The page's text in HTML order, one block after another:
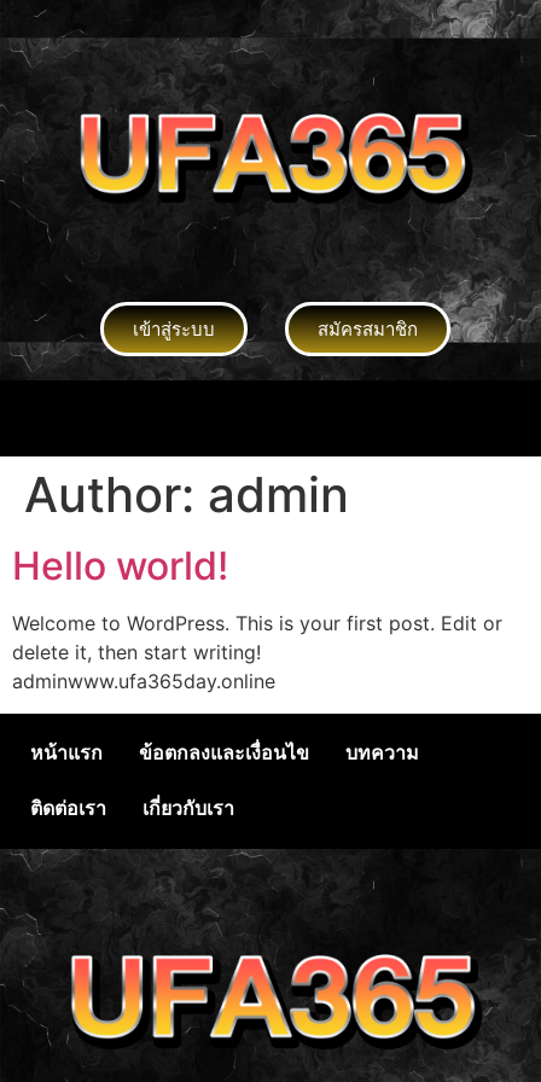
เข้าสู่ระบบ สมัครสมาชิก
Author: admin
Hello world!
Welcome to WordPress. This is your first post. Edit or
delete it, then start writing!
adminwww.ufa365day.online
หน้าแรก ข้อตกลงและเงื่อนไข บทความ
ติดต่อเรา เกี่ยวกับเรา